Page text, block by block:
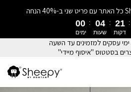
00
ימים
04
שעות
21
דקות